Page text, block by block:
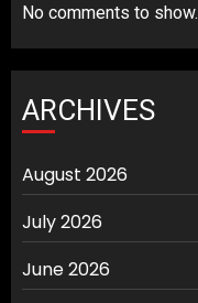
No comments to show.
ARCHIVES
August 2026
July 2026
June 2026